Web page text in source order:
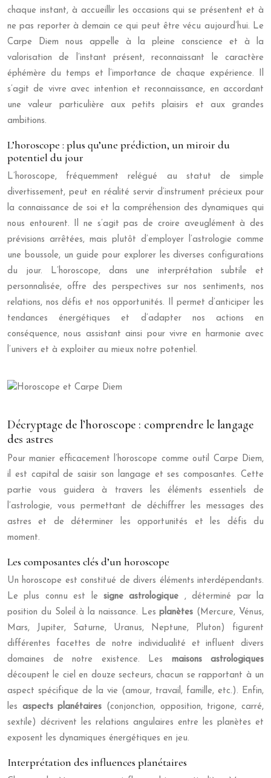
chaque instant, à accueillir les occasions qui se présentent et à
ne pas reporter à demain ce qui peut être vécu aujourd’hui. Le
Carpe Diem nous appelle à la pleine conscience et à la
valorisation de l’instant présent, reconnaissant le caractère
éphémère du temps et l’importance de chaque expérience. Il
s’agit de vivre avec intention et reconnaissance, en accordant
une valeur particulière aux petits plaisirs et aux grandes
ambitions.
L’horoscope : plus qu’une prédiction, un miroir du
potentiel du jour
L’horoscope, fréquemment relégué au statut de simple
divertissement, peut en réalité servir d’instrument précieux pour
la connaissance de soi et la compréhension des dynamiques qui
nous entourent. Il ne s’agit pas de croire aveuglément à des
prévisions arrêtées, mais plutôt d’employer l’astrologie comme
une boussole, un guide pour explorer les diverses configurations
du jour. L’horoscope, dans une interprétation subtile et
personnalisée, offre des perspectives sur nos sentiments, nos
relations, nos défis et nos opportunités. Il permet d’anticiper les
tendances énergétiques et d’adapter nos actions en
conséquence, nous assistant ainsi pour vivre en harmonie avec
l’univers et à exploiter au mieux notre potentiel.
Décryptage de l’horoscope : comprendre le langage
des astres
Pour manier efficacement l’horoscope comme outil Carpe Diem,
il est capital de saisir son langage et ses composantes. Cette
partie vous guidera à travers les éléments essentiels de
l’astrologie, vous permettant de déchiffrer les messages des
astres et de déterminer les opportunités et les défis du
moment.
Les composantes clés d’un horoscope
Un horoscope est constitué de divers éléments interdépendants.
Le plus connu est le signe astrologique , déterminé par la
position du Soleil à la naissance. Lesplanètes (Mercure, Vénus,
Mars, Jupiter, Saturne, Uranus, Neptune, Pluton) figurent
différentes facettes de notre individualité et influent divers
domaines de notre existence. Les maisons astrologiques
découpent le ciel en douze secteurs, chacun se rapportant à un
aspect spécifique de la vie (amour, travail, famille, etc.). Enfin,
les aspects planétaires (conjonction, opposition, trigone, carré,
sextile) décrivent les relations angulaires entre les planètes et
exposent les dynamiques énergétiques en jeu.
Interprétation des influences planétaires